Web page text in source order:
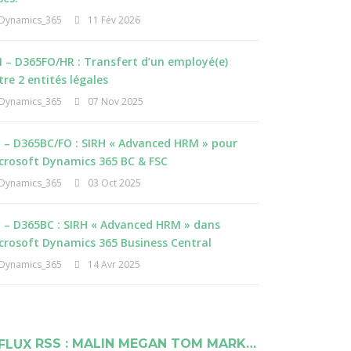
Dynamics_365 11 Fév 2026
– D365FO/HR : Transfert d’un employé(e)
2 entités légales
Dynamics_365 07 Nov 2025
– D365BC/FO : SIRH « Advanced HRM » pour
Dynamics 365 BC & FSC
Dynamics_365 03 Oct 2025
– D365BC : SIRH « Advanced HRM » dans
Dynamics 365 Business Central
Dynamics_365 14 Avr 2025
RSS : MALIN MEGAN TOM MARK…